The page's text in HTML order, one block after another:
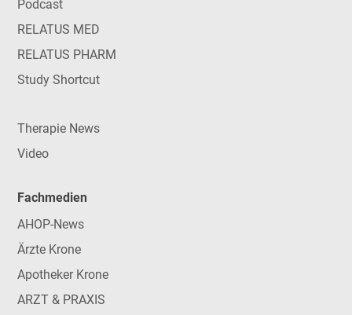
Podcast
RELATUS MED
RELATUS PHARM
Study Shortcut
Therapie News
Video
Fachmedien
AHOP-News
Ärzte Krone
Apotheker Krone
ARZT & PRAXIS